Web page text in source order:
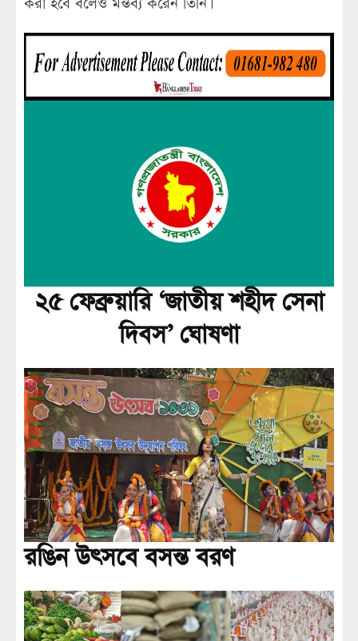
২৫ ফেব্রুয়ারি ‘জাতীয় শহীদ সেনা
দিবস’ ঘোষণা
রঙিন উৎসবে বসন্ত বরণ